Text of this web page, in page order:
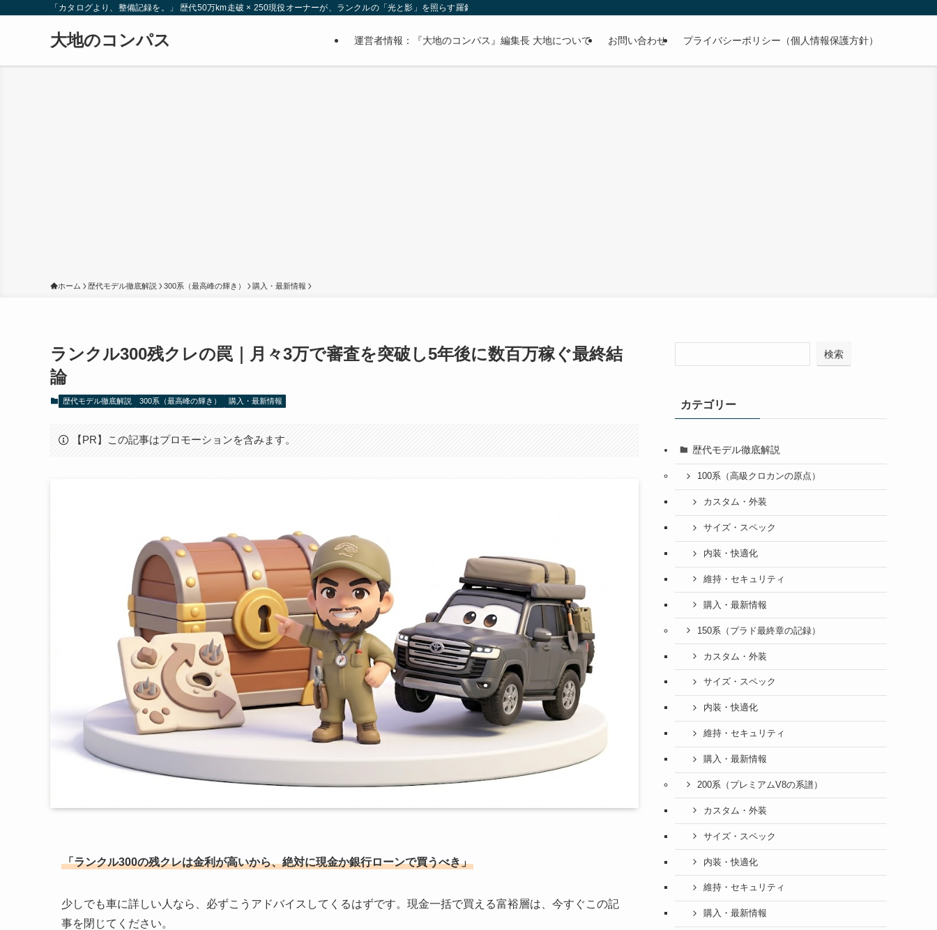
「カタログより、整備記録を。」 歴代50万km走破 × 250現役オーナーが、ランクルの「光と影」を照らす羅針盤。
大地のコンパス 運営者情報：『大地のコンパス』編集長 大地について お問い合わせ プライバシーポリシー（個人情報保護方針）
ホーム 歴代モデル徹底解説 300系（最高峰の輝き） 購入・最新情報
ランクル300残クレの罠｜月々3万で審査を突破し5年後に数百万稼ぐ最終結
論
歴代モデル徹底解説 300系（最高峰の輝き） 購入・最新情報
【PR】この記事はプロモーションを含みます。
「ランクル300の残クレは金利が高いから、絶対に現金か銀行ローンで買うべき」
少しでも車に詳しい人なら、必ずこうアドバイスしてくるはずです。現金一括で買える富裕層は、今すぐこの記
事を閉じてください。
検索
カテゴリー
歴代モデル徹底解説
100系（高級クロカンの原点）
カスタム・外装
サイズ・スペック
内装・快適化
維持・セキュリティ
購入・最新情報
150系（プラド最終章の記録）
カスタム・外装
サイズ・スペック
内装・快適化
維持・セキュリティ
購入・最新情報
200系（プレミアムV8の系譜）
カスタム・外装
サイズ・スペック
内装・快適化
維持・セキュリティ
購入・最新情報